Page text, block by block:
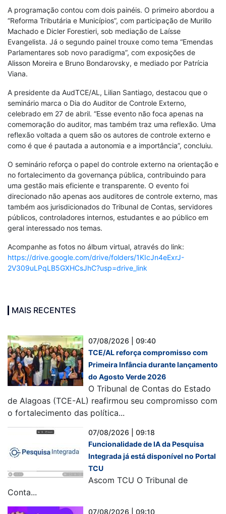
A programação contou com dois painéis. O primeiro abordou a
“Reforma Tributária e Municípios”, com participação de Murillo
Machado e Dicler Forestieri, sob mediação de Laísse
Evangelista. Já o segundo painel trouxe como tema “Emendas
Parlamentares sob novo paradigma”, com exposições de
Alisson Moreira e Bruno Bondarovsky, e mediado por Patrícia
Viana.
A presidente da AudTCE/AL, Lilian Santiago, destacou que o
seminário marca o Dia do Auditor de Controle Externo,
celebrado em 27 de abril. “Esse evento não foca apenas na
comemoração do auditor, mas também traz uma reflexão. Uma
reflexão voltada a quem são os autores de controle externo e
como é que é pautada a autonomia e a importância”, concluiu.
O seminário reforça o papel do controle externo na orientação e
no fortalecimento da governança pública, contribuindo para
uma gestão mais eficiente e transparente. O evento foi
direcionado não apenas aos auditores de controle externo, mas
também aos jurisdicionados do Tribunal de Contas, servidores
públicos, controladores internos, estudantes e ao público em
geral interessado nos temas.
Acompanhe as fotos no álbum virtual, através do link:
https://drive.google.com/drive/folders/1KIcJn4eExrJ-
2V309uLPqLB5GXHCsJhC?usp=drive_link
MAIS RECENTES
07/08/2026 | 09:40
TCE/AL reforça compromisso com
Primeira Infância durante lançamento
do Agosto Verde 2026
O Tribunal de Contas do Estado
de Alagoas (TCE-AL) reafirmou seu compromisso com
o fortalecimento das política...
07/08/2026 | 09:18
Funcionalidade de IA da Pesquisa
Integrada já está disponível no Portal
TCU
Ascom TCU O Tribunal de
Conta...
07/08/2026 | 09:10